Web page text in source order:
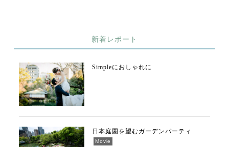
新着レポート
Simpleにおしゃれに
日本庭園を望むガーデンパーティ
Movie